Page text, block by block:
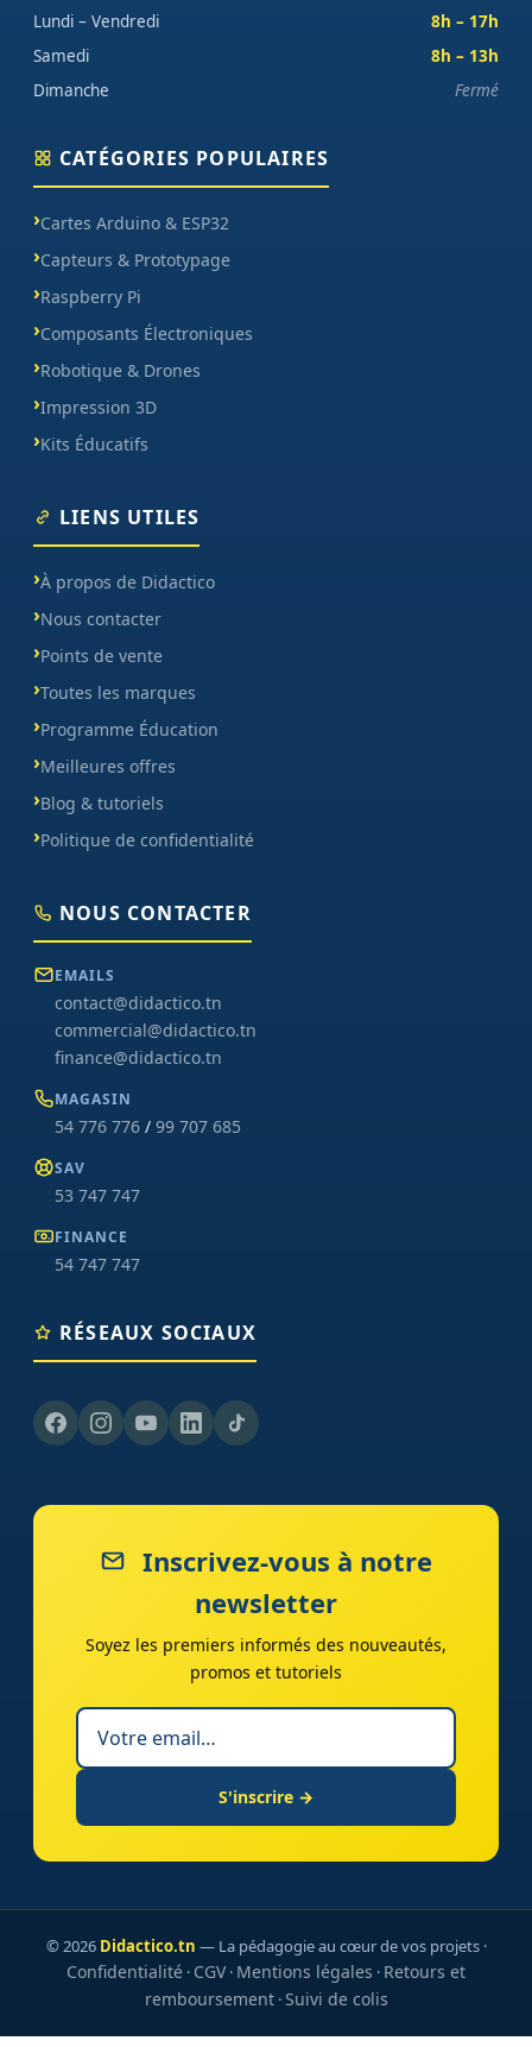
Lundi – Vendredi
8h – 17h
Samedi
8h – 13h
Dimanche
Fermé
CATÉGORIES POPULAIRES
Cartes Arduino & ESP32
Capteurs & Prototypage
Raspberry Pi
Composants Électroniques
Robotique & Drones
Impression 3D
Kits Éducatifs
LIENS UTILES
À propos de Didactico
Nous contacter
Points de vente
Toutes les marques
Programme Éducation
Meilleures offres
Blog & tutoriels
Politique de confidentialité
NOUS CONTACTER
EMAILS
contact@didactico.tn
commercial@didactico.tn
finance@didactico.tn
MAGASIN
54 776 776 / 99 707 685
SAV
53 747 747
FINANCE
54 747 747
RÉSEAUX SOCIAUX
Inscrivez-vous à notre
newsletter
Soyez les premiers informés des nouveautés,
promos et tutoriels
S'inscrire →
© 2026 Didactico.tn — La pédagogie au cœur de vos projets ·
Confidentialité · CGV· Mentions légales · Retours et
remboursement·Suivi de colis